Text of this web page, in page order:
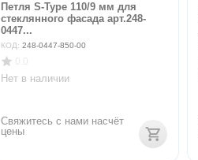
Петля S-Type 110/9 мм для
стеклянного фасада арт.248-
0447...
КОД: 248-0447-850-00
Нет в наличии
Свяжитесь с нами насчёт
цены